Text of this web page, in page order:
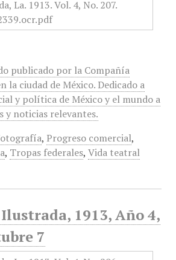
publicado por la Compañía
la ciudad de México. Dedicado a
y política de México y el mundo a
y noticias relevantes.
, Progreso comercial,
, Tropas federales, Vida teatral
1913, Año 4,
7